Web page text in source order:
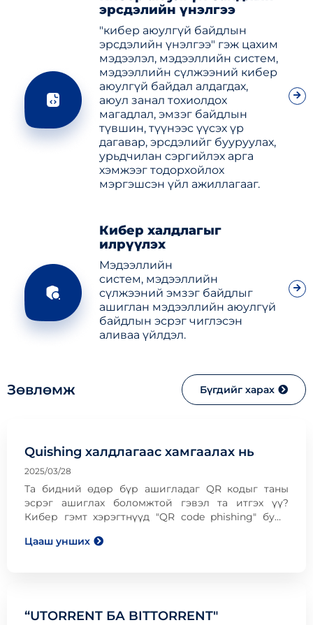
эрсдэлийн үнэлгээ
"кибер аюулгүй байдлын
эрсдэлийн үнэлгээ" гэж цахим
мэдээлэл, мэдээллийн систем,
мэдээллийн сүлжээний кибер
аюулгүй байдал алдагдах,
аюул занал тохиолдох
магадлал, эмзэг байдлын
түвшин, түүнээс үүсэх үр
дагавар, эрсдэлийг бууруулах,
урьдчилан сэргийлэх арга
хэмжээг тодорхойлох
мэргэшсэн үйл ажиллагааг.
Кибер халдлагыг
илрүүлэх
Мэдээллийн
систем, мэдээллийн
сүлжээний эмзэг байдлыг
ашиглан мэдээллийн аюулгүй
байдлын эсрэг чиглэсэн
аливаа үйлдэл.
Зөвлөмж Бүгдийг харах
Quishing халдлагаас хамгаалах нь
2025/03/28
Та бидний өдөр бүр ашигладаг QR кодыг таны
эсрэг ашиглах боломжтой гэвэл та итгэх үү?
Кибер гэмт хэрэгтнүүд "QR code phishing" буюу
халдагчид таныг өөрсдийн үүсгэсэн QR кодыг
Цааш унших
“UTORRENT БА BITTORRENT"